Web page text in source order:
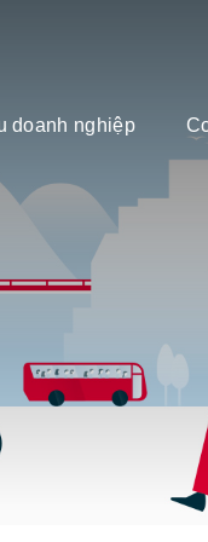
doanh nghiệp